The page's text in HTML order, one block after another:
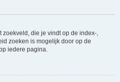
zoekveld, die je vindt op de index-,
zoeken is mogelijk door op de
iedere pagina.